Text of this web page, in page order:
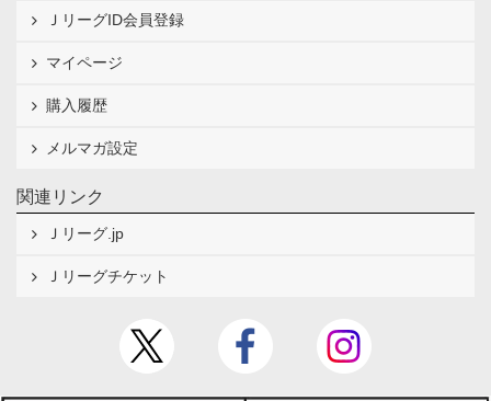
ＪリーグID会員登録
マイページ
購入履歴
メルマガ設定
関連リンク
Ｊリーグ.jp
Ｊリーグチケット